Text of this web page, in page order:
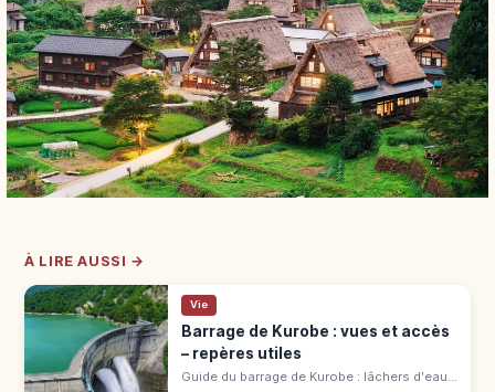
À LIRE AUSSI →
Vie
Barrage de Kurobe : vues et accès
– repères utiles
Guide du barrage de Kurobe : lâchers d'eau,